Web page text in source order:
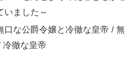
いました～
口な公爵令嬢と冷徹な皇帝 / 無
冷徹な皇帝